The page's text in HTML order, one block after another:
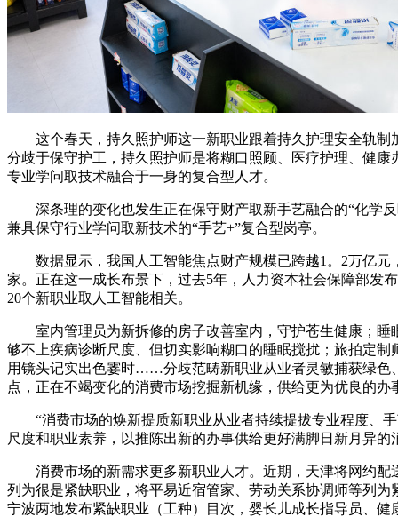
这个春天，持久照护师这一新职业跟着持久护理安全轨制
分歧于保守护工，持久照护师是将糊口照顾、医疗护理、健康
专业学问取技术融合于一身的复合型人才。
深条理的变化也发生正在保守财产取新手艺融合的“化学反
兼具保守行业学问取新技术的“手艺+”复合型岗亭。
数据显示，我国人工智能焦点财产规模已跨越1。2万亿元
家。正在这一成长布景下，过去5年，人力资本社会保障部发
20个新职业取人工智能相关。
室内管理员为新拆修的房子改善室内，守护苍生健康；睡
够不上疾病诊断尺度、但切实影响糊口的睡眠搅扰；旅拍定制
用镜头记实出色霎时……分歧范畴新职业从业者灵敏捕获绿色
点，正在不竭变化的消费市场挖掘新机缘，供给更为优良的办
“消费市场的焕新提质新职业从业者持续提拔专业程度、手
尺度和职业素养，以推陈出新的办事供给更好满脚日新月异的
消费市场的新需求更多新职业人才。近期，天津将网约配
列为很是紧缺职业，将平易近宿管家、劳动关系协调师等列为
宁波两地发布紧缺职业（工种）目次，婴长儿成长指导员、健